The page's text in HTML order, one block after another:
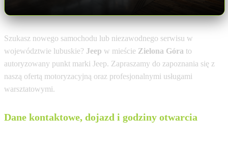
Szukasz nowego samochodu lub niezawodnego serwisu w
województwie lubuskie? Jeep w mieście Zielona Góra to
autoryzowany punkt marki Jeep. Zapraszamy do zapoznania się z
naszą ofertą motoryzacyjną oraz profesjonalnymi usługami
warsztatowymi.
Dane kontaktowe, dojazd i godziny otwarcia